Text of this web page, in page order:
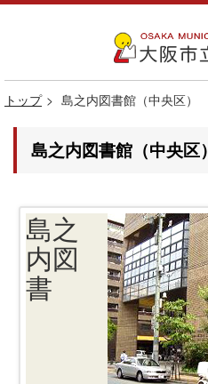
トップ 島之内図書館（中央区）
島之内図書館（中央区）
島之
内図
書